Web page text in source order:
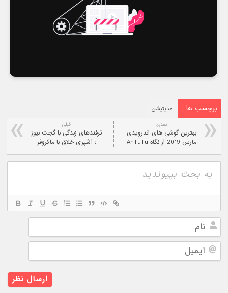
برچسب ها : مدیتیشن
قبلی
ترفندهای زندگی با گجت نیوز
؛ آشپزی خلاق با ماکروفر
بعدی:
بهترین گوشی های اندرویدی
مارس 2019 از نگاه AnTuTu
ایمیل